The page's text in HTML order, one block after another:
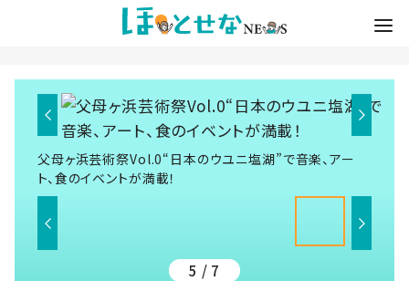
父母ヶ浜芸術祭Vol.0“日本のウユニ塩湖”で音楽、アー
ト、食のイベントが満載！
5 / 7